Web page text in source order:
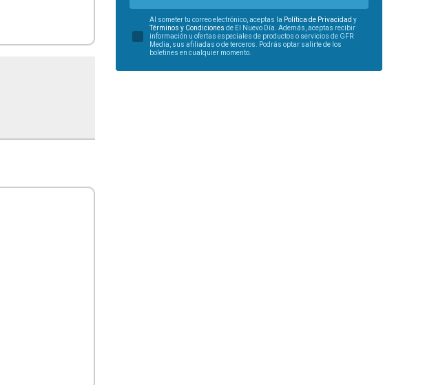
Al someter tu correo electrónico, aceptas la Política de Privacidad y
Términos y Condiciones de El Nuevo Día. Además, aceptas recibir
información u ofertas especiales de productos o servicios de GFR
Media, sus afiliadas o de terceros. Podrás optar salirte de los
boletines en cualquier momento.